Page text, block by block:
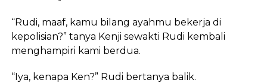
“Rudi, maaf, kamu bilang ayahmu bekerja di
kepolisian?” tanya Kenji sewakti Rudi kembali
menghampiri kami berdua.
“Iya, kenapa Ken?” Rudi bertanya balik.